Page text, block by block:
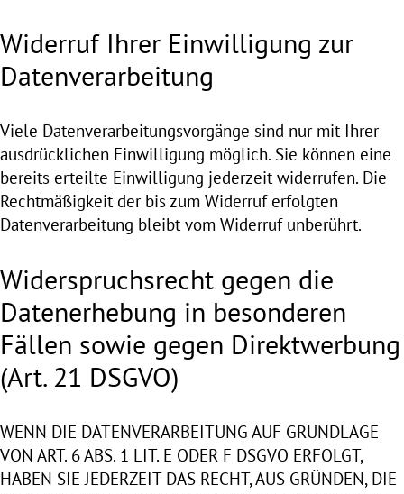
Widerruf Ihrer Einwilligung zur
Datenverarbeitung
Viele Datenverarbeitungsvorgänge sind nur mit Ihrer
ausdrücklichen Einwilligung möglich. Sie können eine
bereits erteilte Einwilligung jederzeit widerrufen. Die
Rechtmäßigkeit der bis zum Widerruf erfolgten
Datenverarbeitung bleibt vom Widerruf unberührt.
Widerspruchsrecht gegen die
Datenerhebung in besonderen
Fällen sowie gegen Direktwerbung
(Art. 21 DSGVO)
WENN DIE DATENVERARBEITUNG AUF GRUNDLAGE
VON ART. 6 ABS. 1 LIT. E ODER F DSGVO ERFOLGT,
HABEN SIE JEDERZEIT DAS RECHT, AUS GRÜNDEN, DIE